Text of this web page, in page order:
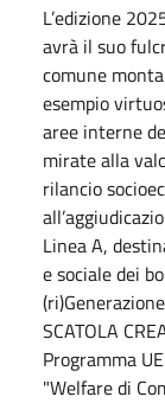
L’edizione
avrà il suo
comune
esempio
aree interne
mirate alla
rilancio
Linea A,
e sociale dei
SCATOLA
Programma
"Welfare di